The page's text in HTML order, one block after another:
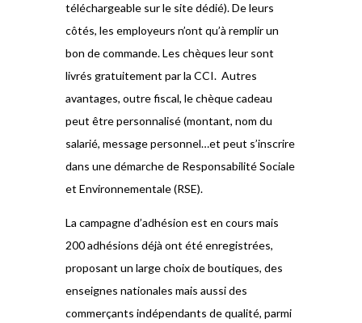
téléchargeable sur le site dédié). De leurs
côtés, les employeurs n’ont qu’à remplir un
bon de commande. Les chèques leur sont
livrés gratuitement par la CCI. Autres
avantages, outre fiscal, le chèque cadeau
peut être personnalisé (montant, nom du
salarié, message personnel…et peut s’inscrire
dans une démarche de Responsabilité Sociale
et Environnementale (RSE).
La campagne d’adhésion est en cours mais
200 adhésions déjà ont été enregistrées,
proposant un large choix de boutiques, des
enseignes nationales mais aussi des
commerçants indépendants de qualité, parmi